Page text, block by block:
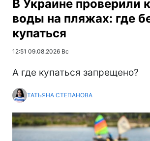
В Украине проверили
воды на пляжах: где
купаться
12:51 09.08.2026 Вс
А где купаться запрещено?
ТАТЬЯНА СТЕПАНОВА